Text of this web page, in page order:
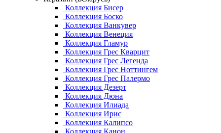
Коллекция Бисер
Коллекция Боско
Коллекция Ванкувер
Коллекция Венеция
Коллекция Гламур
Коллекция Грес Кварцит
Коллекция Грес Легенда
Коллекция Грес Ноттингем
Коллекция Грес Палермо
Коллекция Дезерт
Коллекция Дюна
Коллекция Илиада
Коллекция Ирис
Коллекция Калипсо
Коллекция Канон